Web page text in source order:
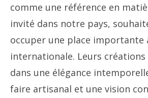
comme une référence en
invité dans notre pays,
occuper une place importante
internationale. Leurs créations
dans une élégance
faire artisanal et une vision